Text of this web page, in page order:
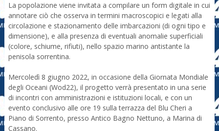
La popolazione viene invitata a compilare un form digitale in cui
annotare ciò che osserva in termini macroscopici e legati alla
circolazione e stazionamento delle imbarcazioni (di ogni tipo e
dimensione), e alla presenza di eventuali anomalie superficiali
(colore, schiume, rifiuti), nello spazio marino antistante la
penisola sorrentina.
Mercoledì 8 giugno 2022, in occasione della Giornata Mondiale
degli Oceani (Wod22), il progetto verrà presentato in una serie
di incontri con amministrazioni e istituzioni locali, e con un
evento conclusivo alle ore 19 sulla terrazza del Blu Cheri a
Piano di Sorrento, presso Antico Bagno Nettuno, a Marina di
Cassano.